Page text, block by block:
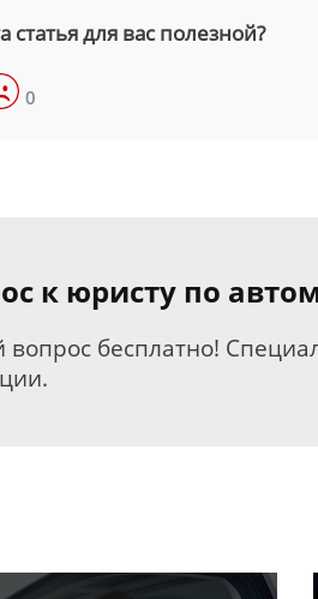
статья для вас полезной?
0
к юристу по
вопрос бесплатно!